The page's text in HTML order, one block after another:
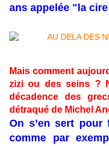
ans appelée "la
Mais comment
zizi ou des seins ?
décadence des
détraqué de Michel
On s’en sert pour
comme par